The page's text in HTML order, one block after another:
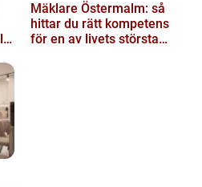
Mäklare Östermalm: så
hittar du rätt kompetens
för en av livets största